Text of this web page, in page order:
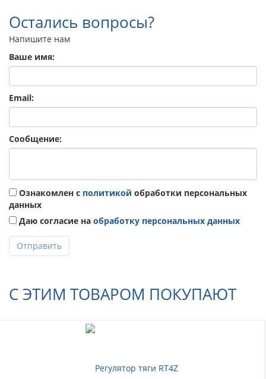
Остались вопросы?
Напишите нам
Ваше имя:
Email:
Сообщение:
Ознакомлен с политикой обработки персональных
данных
Даю согласие на обработку персональных данных
Отправить
С ЭТИМ ТОВАРОМ ПОКУПАЮТ